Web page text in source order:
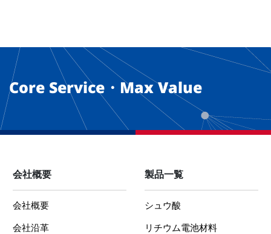
Core Service・Max Value
会社概要
会社概要
会社沿革
製品一覧
シュウ酸
リチウム電池材料